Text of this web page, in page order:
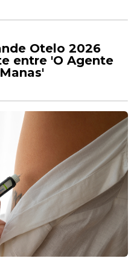
Otelo 2026
entre 'O Agente